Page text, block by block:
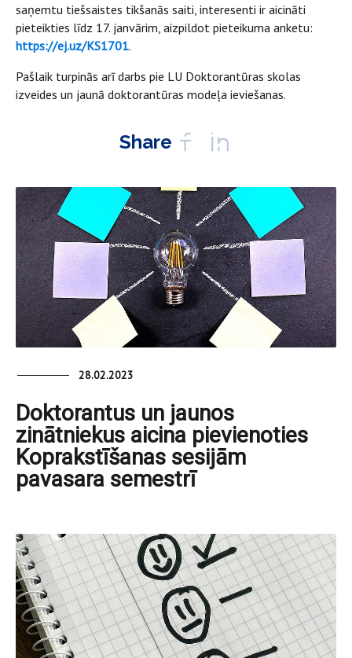
saņemtu tiešsaistes tikšanās saiti, interesenti ir aicināti
pieteikties līdz 17. janvārim, aizpildot pieteikuma anketu:
https://ej.uz/KS1701.
Pašlaik turpinās arī darbs pie LU Doktorantūras skolas
izveides un jaunā doktorantūras modeļa ieviešanas.
Share
28.02.2023
Doktorantus un jaunos
zinātniekus aicina pievienoties
Koprakstīšanas sesijām
pavasara semestrī